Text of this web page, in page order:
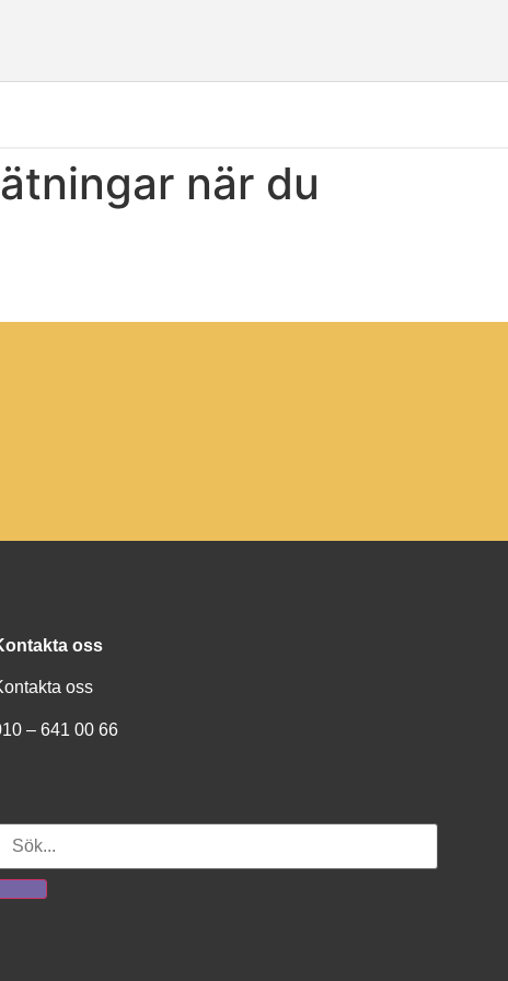
när du
oss
oss
– 641 00 66